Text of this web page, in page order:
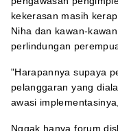
kekerasan masih
Niha dan kawan-
perlindungan
"Harapannya supaya
pelanggaran yang
awasi
Nggak hanya forum